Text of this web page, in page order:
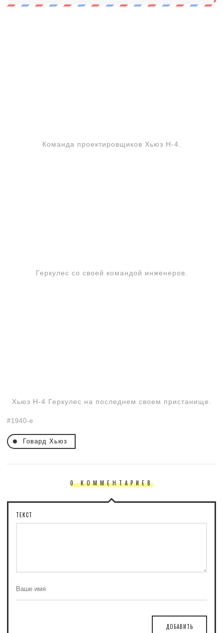
Команда проектировщиков Хьюз Н-4.
Геркулес со своей командой инженеров.
Хьюз Н-4 Геркулес на последнем своем пристанище.
1940-е
Говард Хьюз
0 КОММЕНТАРИЕВ
ТЕКСТ
ДОБАВИТЬ